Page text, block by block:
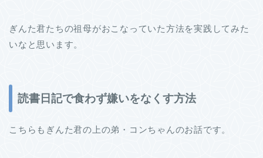
ぎんた君たちの祖母がおこなっていた方法を実践してみた
いなと思います。
読書日記で食わず嫌いをなくす方法
こちらもぎんた君の上の弟・コンちゃんのお話です。